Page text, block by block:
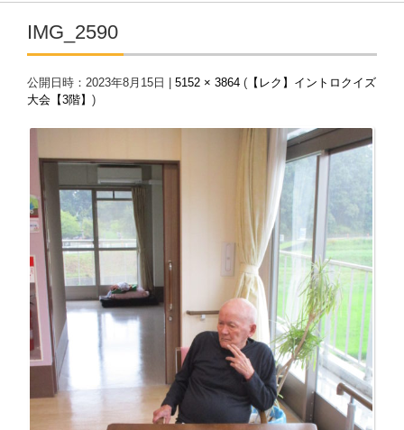
IMG_2590
公開日時： 2023年8月15日 5152 × 3864 ( 【レク】イントロクイズ
大会【3階】 )